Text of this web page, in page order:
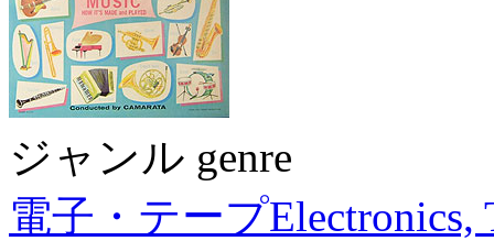
ジャンル genre
電子・テープElectronics,